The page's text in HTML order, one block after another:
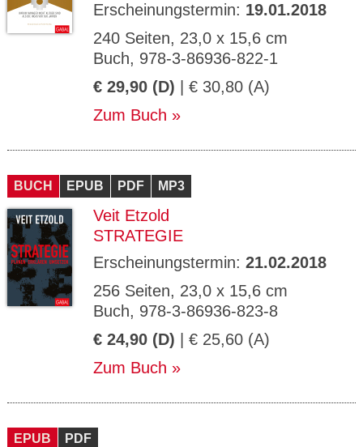
Erscheinungstermin: 19.01.2018
240 Seiten, 23,0 x 15,6 cm
Buch, 978-3-86936-822-1
€ 29,90 (D) | € 30,80 (A)
Zum Buch
BUCH EPUB PDF MP3
Veit Etzold
STRATEGIE
Erscheinungstermin: 21.02.2018
256 Seiten, 23,0 x 15,6 cm
Buch, 978-3-86936-823-8
€ 24,90 (D) | € 25,60 (A)
Zum Buch
EPUB PDF